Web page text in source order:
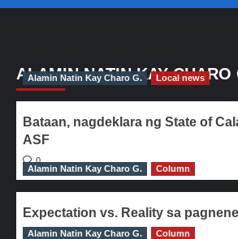
ALAMIN NATIN KAY CHARO
Alamin Natin Kay Charo G. Local news
Bataan, nagdeklara ng State of
ASF
0
Alamin Natin Kay Charo G.
Column
Expectation vs. Reality sa
0
Alamin Natin Kay Charo G. Column